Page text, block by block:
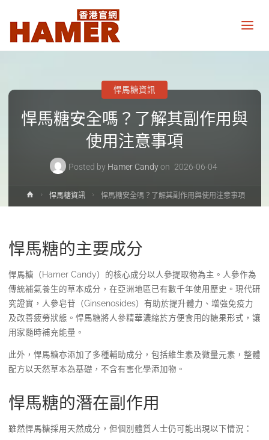
網
Hamer
Hong
Kong
official
website
悍馬糖安全嗎？了解其副作用與
使用注意事項
Posted by Hamer Candy on 2026-06-04
悍馬糖資訊
Home悍馬糖資訊 悍馬糖安全嗎？了解其副作用與使用注意事項
悍馬糖的主要成分
悍馬糖（Hamer Candy）的核心成分以人參提取物為主。人參作為
傳統補氣養生的草本成分，在亞洲地區已有數千年使用歷史。現代研
究證實，人參皂苷（Ginsenosides）有助於提升體力、增強免疫力
及改善疲勞狀態。悍馬糖將人參精華濃縮於方便食用的糖果形式，讓
用家隨時補充能量。
此外，悍馬糖亦添加了多種輔助成分，包括維生素及微量元素，整體
配方以天然草本為基礎，不含有害化學添加物。
悍馬糖的潛在副作用
雖然悍馬糖採用天然成分，但個別體質人士仍可能出現以下情況：